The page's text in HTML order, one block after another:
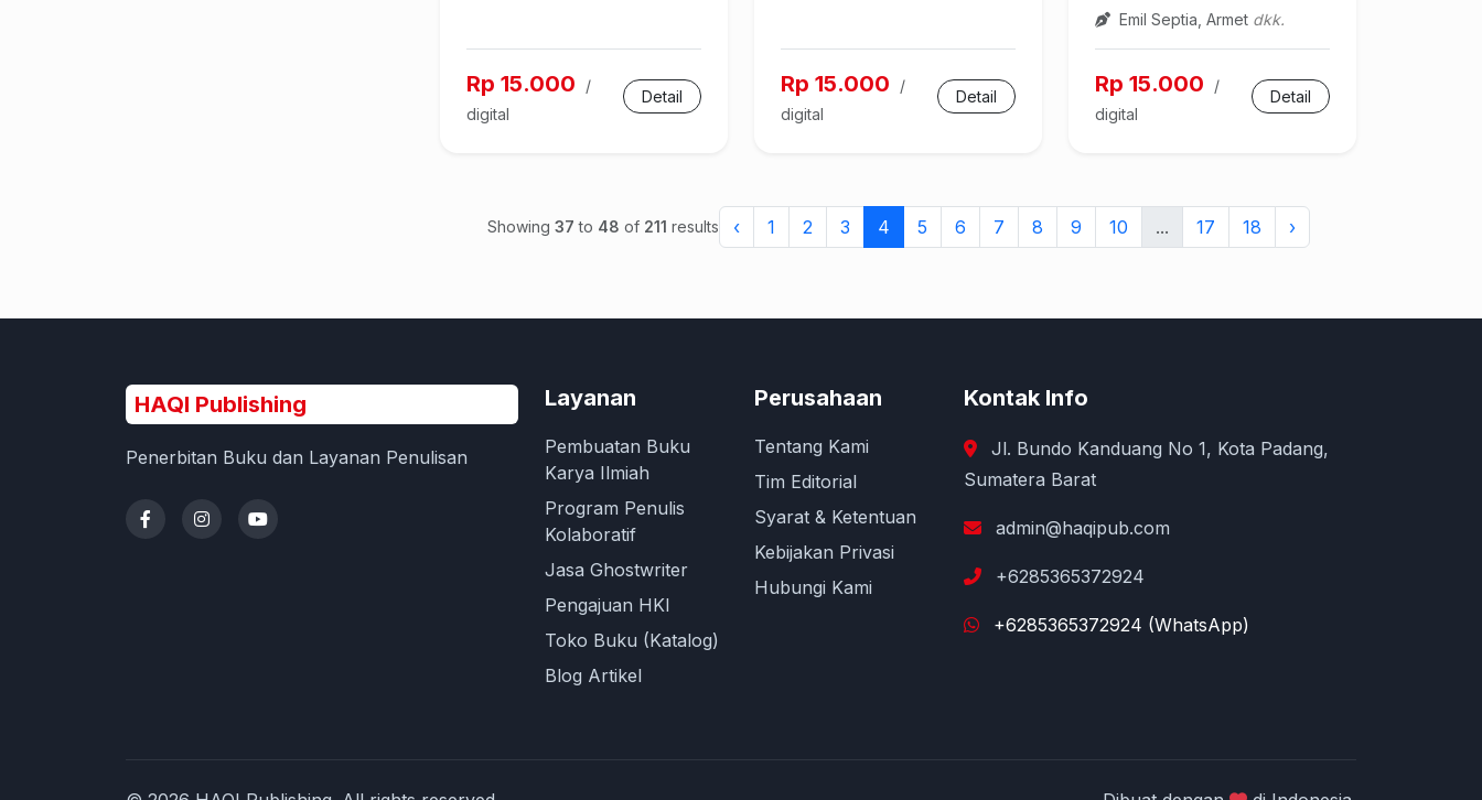
Rp 15.000
/
digital
Detail Rp 15.000
/
digital
Detail
Emil Septia, Armet dkk.
Rp 15.000
/
digital
Detail
Showing 37 to 48 of 211 results ‹ 1 2 3 4 5 6 7 8 9 10 ... 17 18 ›
HAQI Publishing
Penerbitan Buku dan Layanan Penulisan
Layanan
Pembuatan Buku
Karya Ilmiah
Program Penulis
Kolaboratif
Jasa Ghostwriter
Pengajuan HKI
Toko Buku (Katalog)
Blog Artikel
Perusahaan
Tentang Kami
Tim Editorial
Syarat & Ketentuan
Kebijakan Privasi
Hubungi Kami
Kontak Info
Jl. Bundo Kanduang No 1, Kota Padang,
Sumatera Barat
admin@haqipub.com
+6285365372924
+6285365372924 (WhatsApp)